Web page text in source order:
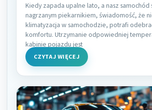
Kiedy zapada upalne lato, a nasz samochód
nagrzanym piekarnikiem, świadomość, że
klimatyzacja w samochodzie, potrafi
komfortu. Utrzymanie odpowiedniej
kabinie pojazdu jest
CZYTAJ WIĘCEJ